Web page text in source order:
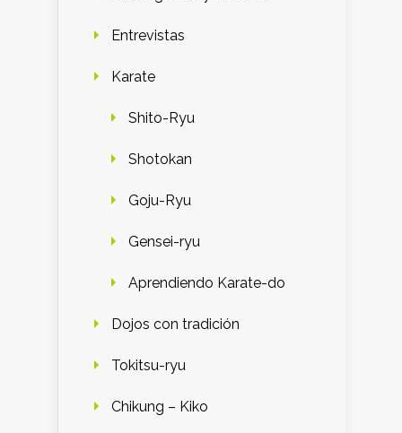
Entrevistas
Karate
Shito-Ryu
Shotokan
Goju-Ryu
Gensei-ryu
Aprendiendo Karate-do
Dojos con tradición
Tokitsu-ryu
Chikung – Kiko